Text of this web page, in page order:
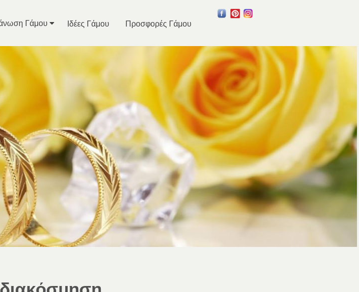
Γάμου Ιδέες Γάμου Προσφορές Γάμου